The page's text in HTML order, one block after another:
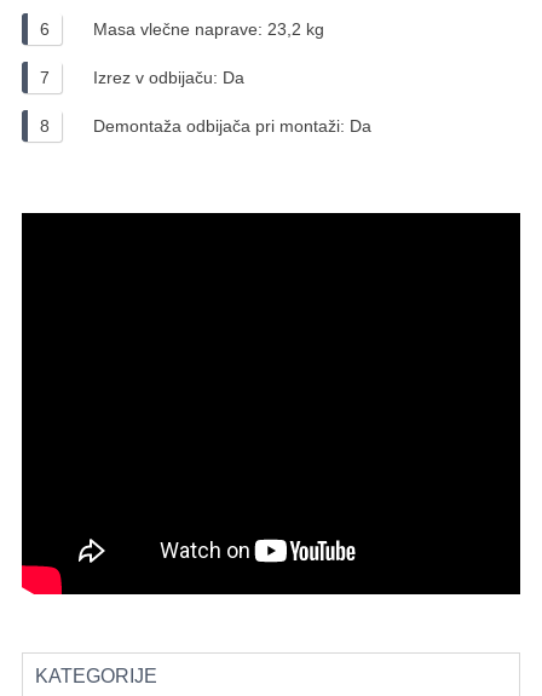
Masa vlečne naprave: 23,2 kg
Izrez v odbijaču: Da
Demontaža odbijača pri montaži: Da
KATEGORIJE